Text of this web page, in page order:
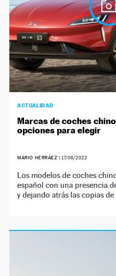
ACTUALIDAD
Marcas de coches
opciones para elegir
MARIO HERRÁEZ | 17/08/2022
Los modelos de coches
español con una presencia
y dejando atrás las copias